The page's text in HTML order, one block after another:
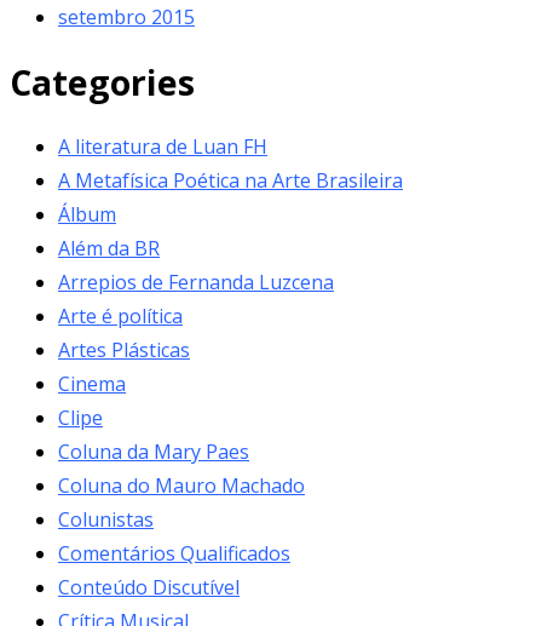
setembro 2015
Categories
A literatura de Luan FH
A Metafísica Poética na Arte Brasileira
Álbum
Além da BR
Arrepios de Fernanda Luzcena
Arte é política
Artes Plásticas
Cinema
Clipe
Coluna da Mary Paes
Coluna do Mauro Machado
Colunistas
Comentários Qualificados
Conteúdo Discutível